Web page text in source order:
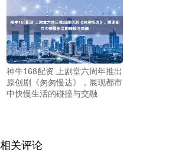
神牛168配资 上剧堂六周年推出
原创剧《匆匆慢达》，展现都市
中快慢生活的碰撞与交融
相关评论